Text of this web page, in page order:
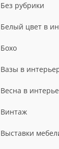
Без рубрики
Белый цвет в
Бохо
Вазы в
Весна в
Винтаж
Выставки